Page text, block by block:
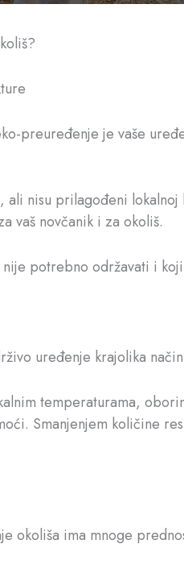
preuređenje je vaše
nisu prilagođeni
vaš novčanik i za okoliš.
potrebno održavati i
uređenje krajolika
temperaturama,
Smanjenjem količine
okoliša ima mnoge